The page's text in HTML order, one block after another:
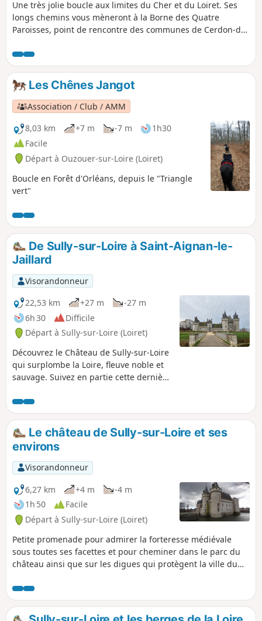
Une très jolie boucle aux limites du Cher et du Loiret. Ses
longs chemins vous mèneront à la Borne des Quatre
Paroisses, point de rencontre des communes de Cerdon-du-
de la forêt aux limites du Loiret et du Cher, vaut à elle seule
le détour.
Les Chênes Jangot
Association / Club / AMM
8,03 km
+7 m -7 m
1h30
Facile
Départ à Ouzouer-sur-Loire (Loiret)
Boucle en Forêt d'Orléans, depuis le "Triangle
vert"
De Sully-sur-Loire à Saint-Aignan-le-
Jaillard
Visorandonneur
22,53 km
+27 m
-27 m
6h 30
Difficile
Départ à Sully-sur-Loire (Loiret)
Découvrez le Château de Sully-sur-Loire
qui surplombe la Loire, fleuve noble et
sauvage. Suivez en partie cette dernière
Le château de Sully-sur-Loire et ses
environs
Visorandonneur
6,27 km
+4 m
-4 m
1h 50
Facile
Départ à Sully-sur-Loire (Loiret)
Petite promenade pour admirer la forteresse médiévale
sous toutes ses facettes et pour cheminer dans le parc du
château ainsi que sur les digues qui protègent la ville du
magnifique plan d'eau du château.